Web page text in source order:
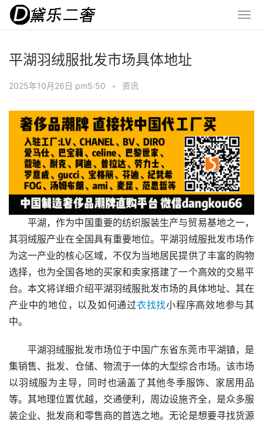
平湖羽绒服批发市场具体地址
2025年10月26日 pm5:50 • 资讯
平湖，作为中国重要的纺织服装生产与贸易基地之一，
其羽绒服产业在全国具有重要地位。平湖羽绒服批发市场作
为这一产业的核心区域，不仅为当地居民提供了丰富的购物
选择，也为全国各地的买家和卖家搭建了一个高效的交易平
台。本文将详细介绍平湖羽绒服批发市场的具体地址、其在
产业中的地位，以及如何通过衣找找小程序高效地参与其
中。
平湖羽绒服批发市场位于中国广东省东莞市平湖镇，是
集销售、批发、仓储、物流于一体的大型综合市场。该市场
以羽绒服为主导，同时也涵盖了其他冬季服饰、家居用品
等。其地理位置优越，交通便利，周边设施齐全，是众多服
装企业、批发商和零售商的首选之地。无论是想要寻找货源